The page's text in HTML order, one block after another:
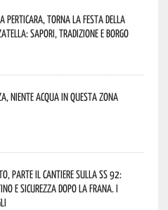
Perticara, torna la Festa della
sapori, tradizione e borgo
niente acqua in questa zona
parte il cantiere sulla SS 92:
e sicurezza dopo la frana. I